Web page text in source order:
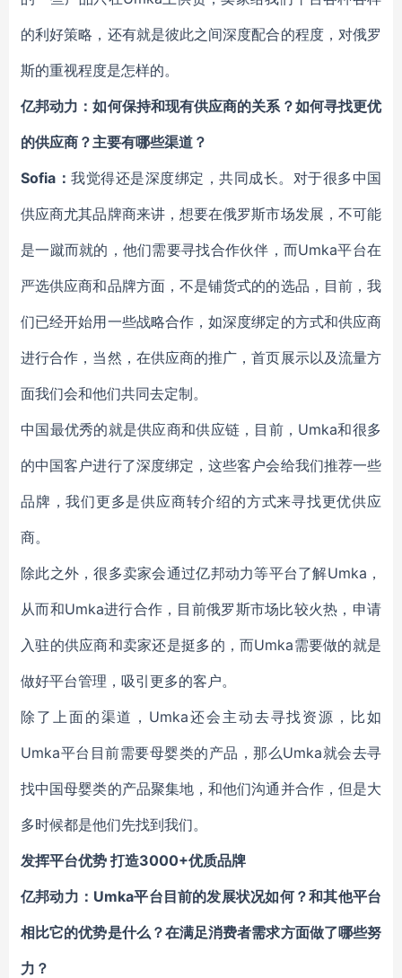
的利好策略，还有就是彼此之间深度配合的程度，对俄罗
斯的重视程度是怎样的。
亿邦动力：如何保持和现有供应商的关系？如何寻找更优
的供应商？主要有哪些渠道？
Sofia： 我觉得还是深度绑定，共同成长。对于很多中国
供应商尤其品牌商来讲，想要在俄罗斯市场发展，不可能
是一蹴而就的，他们需要寻找合作伙伴，而Umka平台在
严选供应商和品牌方面，不是铺货式的的选品，目前，我
们已经开始用一些战略合作，如深度绑定的方式和供应商
进行合作，当然，在供应商的推广，首页展示以及流量方
面我们会和他们共同去定制。
中国最优秀的就是供应商和供应链，目前，Umka和很多
的中国客户进行了深度绑定，这些客户会给我们推荐一些
品牌，我们更多是供应商转介绍的方式来寻找更优供应
商。
除此之外，很多卖家会通过亿邦动力等平台了解Umka，
从而和Umka进行合作，目前俄罗斯市场比较火热，申请
入驻的供应商和卖家还是挺多的，而Umka需要做的就是
做好平台管理，吸引更多的客户。
除了上面的渠道，Umka还会主动去寻找资源，比如
Umka平台目前需要母婴类的产品，那么Umka就会去寻
找中国母婴类的产品聚集地，和他们沟通并合作，但是大
多时候都是他们先找到我们。
发挥平台优势 打造3000+优质品牌
亿邦动力：Umka平台目前的发展状况如何？和其他平台
相比它的优势是什么？在满足消费者需求方面做了哪些努
力？